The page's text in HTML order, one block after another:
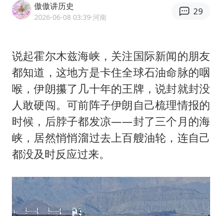
汪峰阻止14岁女儿买大牌
国防部：坚决反制任何闹海挑衅图谋
李云泽严重违纪违法
王力宏演唱会黄牛带观众藏匿被查获
国防部回应日本试射“战斧”导弹
陕西省委书记赶赴柞水县杏坪镇
东方之约 相约未来
傲傲讲历史
2026-06-08 03:39·河南
29
说起霍尔木兹海峡，关注国际新闻的朋友
都知道，这地方是卡住全球石油命脉的咽
喉，伊朗攥了几十年的王牌，说封就封没
人敢硬闯。可前阵子伊朗自己梳理情报的
时候，后脖子都发凉——封了三个月的海
峡，居然悄悄溜过去上百艘油轮，连自己
都没及时反应过来。